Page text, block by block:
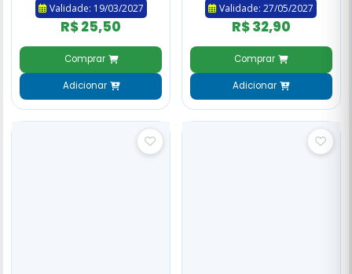
Validade: 19/03/2027
R$ 25,50
Comprar
Adicionar
Validade: 27/05/2027
R$ 32,90
Comprar
Adicionar